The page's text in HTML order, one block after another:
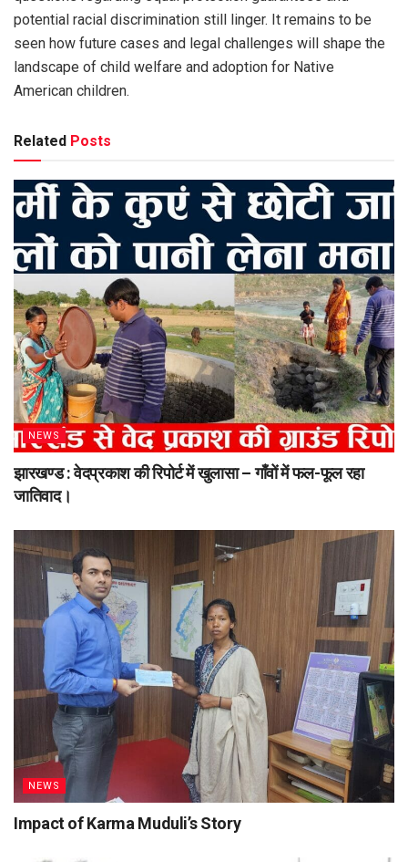
potential racial discrimination still linger. It remains to be
seen how future cases and legal challenges will shape the
landscape of child welfare and adoption for Native
American children.
Related Posts
NEWS
झारखण्ड : वेदप्रकाश की रिपोर्ट में खुलासा – गाँवों में फल-फूल रहा
जातिवाद।
NEWS
Impact of Karma Muduli’s Story